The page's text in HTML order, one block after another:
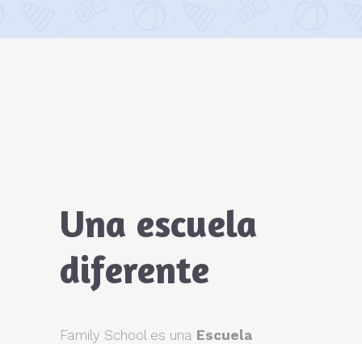
Una escuela
diferente
Family School es una Escuela